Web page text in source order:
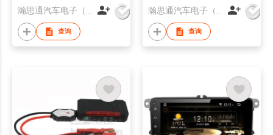
瀚思通汽车电子（亚太）有限公司
查询
瀚思通汽车电子（亚太）有限公司
查询